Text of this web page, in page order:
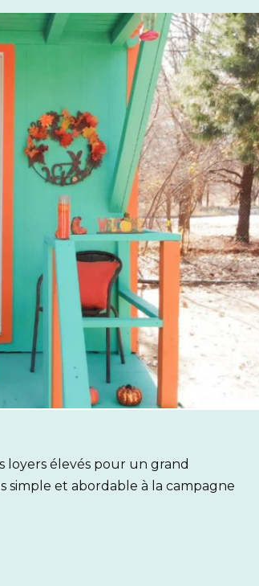
loyers élevés pour un grand
simple et abordable à la campagne